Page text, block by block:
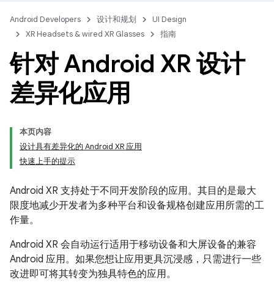
Android Developers 设计和规划
UI Design
XR Headsets & wired XR Glasses
指南
针对 Android XR 设计
差异化应用
本页内容
设计具有差异化的 Android XR 应用
快速上手的提示
Android XR 支持处于不同开发阶段的应用。其目的是最大
限度地减少开发者为多种平台和设备规格创建应用所需的工
作量。
Android XR 会自动运行适用于移动设备和大屏设备的兼容
Android 应用。如果您想让应用更具沉浸感，只需进行一些
改进即可将其转变为独具特色的应用。